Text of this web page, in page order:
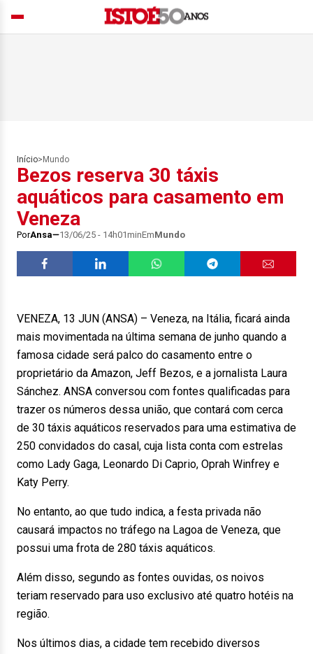
Início> Mundo
Bezos reserva 30 táxis
aquáticos para casamento em
Veneza
PorAnsa 13/06/25 - 14h01minEmMundo
VENEZA, 13 JUN (ANSA) – Veneza, na Itália, ficará ainda
mais movimentada na última semana de junho quando a
famosa cidade será palco do casamento entre o
proprietário da Amazon, Jeff Bezos, e a jornalista Laura
Sánchez. ANSA conversou com fontes qualificadas para
trazer os números dessa união, que contará com cerca
de 30 táxis aquáticos reservados para uma estimativa de
250 convidados do casal, cuja lista conta com estrelas
como Lady Gaga, Leonardo Di Caprio, Oprah Winfrey e
Katy Perry.
No entanto, ao que tudo indica, a festa privada não
causará impactos no tráfego na Lagoa de Veneza, que
possui uma frota de 280 táxis aquáticos.
Além disso, segundo as fontes ouvidas, os noivos
teriam reservado para uso exclusivo até quatro hotéis na
região.
Nos últimos dias, a cidade tem recebido diversos